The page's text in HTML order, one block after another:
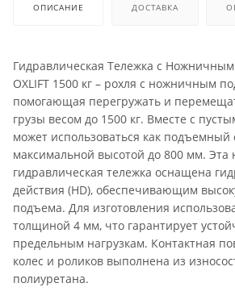
ОПИСАНИЕ ДОСТАВКА
Гидравлическая Тележка с
OXLIFT 1500 кг – рохля с ножничным
помогающая перегружать и
грузы весом до 1500 кг. Вместе с
может использоваться как подъемный
максимальной высотой до 800 мм. Эта
гидравлическая тележка оснащена
действия (HD), обеспечивающим
подъема. Для изготовления
толщиной 4 мм, что гарантирует
предельным нагрузкам. Контактная
колес и роликов выполнена из
полиуретана.